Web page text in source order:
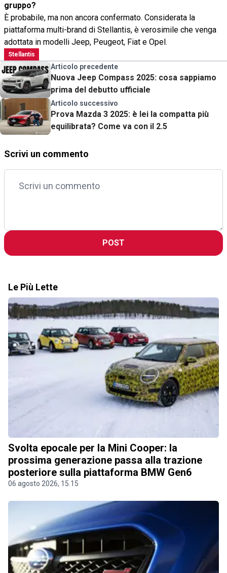
gruppo?
È probabile, ma non ancora confermato. Considerata la
piattaforma multi-brand di Stellantis, è verosimile che venga
adottata in modelli Jeep, Peugeot, Fiat e Opel.
Stellantis
Articolo precedente
Nuova Jeep Compass 2025: cosa sappiamo
prima del debutto ufficiale
Articolo successivo
Prova Mazda 3 2025: è lei la compatta più
equilibrata? Come va con il 2.5
Scrivi un commento
POST
Le Più Lette
Svolta epocale per la Mini Cooper: la
prossima generazione passa alla trazione
posteriore sulla piattaforma BMW Gen6
06 agosto 2026, 15.15